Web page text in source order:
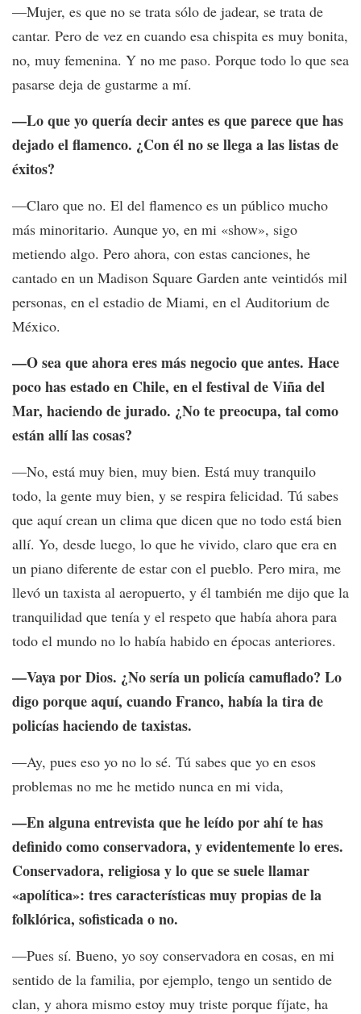
—Mujer, es que no se trata sólo de jadear, se trata de
cantar. Pero de vez en cuando esa chispita es muy bonita,
no, muy femenina. Y no me paso. Porque todo lo que sea
pasarse deja de gustarme a mí.
—Lo que yo quería decir antes es que parece que has
dejado el flamenco. ¿Con él no se llega a las listas de
éxitos?
—Claro que no. El del flamenco es un público mucho
más minoritario. Aunque yo, en mi «show», sigo
metiendo algo. Pero ahora, con estas canciones, he
cantado en un Madison Square Garden ante veintidós mil
personas, en el estadio de Miami, en el Auditorium de
México.
—O sea que ahora eres más negocio que antes. Hace
poco has estado en Chile, en el festival de Viña del
Mar, haciendo de jurado. ¿No te preocupa, tal como
están allí las cosas?
—No, está muy bien, muy bien. Está muy tranquilo
todo, la gente muy bien, y se respira felicidad. Tú sabes
que aquí crean un clima que dicen que no todo está bien
allí. Yo, desde luego, lo que he vivido, claro que era en
un piano diferente de estar con el pueblo. Pero mira, me
llevó un taxista al aeropuerto, y él también me dijo que la
tranquilidad que tenía y el respeto que había ahora para
todo el mundo no lo había habido en épocas anteriores.
—Vaya por Dios. ¿No sería un policía camuflado? Lo
digo porque aquí, cuando Franco, había la tira de
policías haciendo de taxistas.
—Ay, pues eso yo no lo sé. Tú sabes que yo en esos
problemas no me he metido nunca en mi vida,
—En alguna entrevista que he leído por ahí te has
definido como conservadora, y evidentemente lo eres.
Conservadora, religiosa y lo que se suele llamar
«apolítica»: tres características muy propias de la
folklórica, sofisticada o no.
—Pues sí. Bueno, yo soy conservadora en cosas, en mi
sentido de la familia, por ejemplo, tengo un sentido de
clan, y ahora mismo estoy muy triste porque fíjate, ha